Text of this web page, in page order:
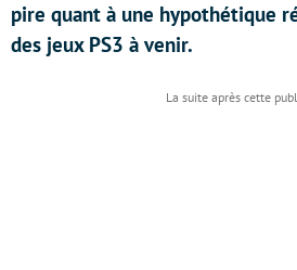
pire quant à une hypothétique
des jeux PS3 à venir.